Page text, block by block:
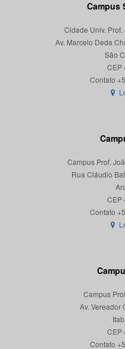
Campus
Cidade Univ.
Av. Marcelo Deda
São
CEP
Campus Prof.
Rua Cláudio
CEP
Campus
Av. Vereador
CEP